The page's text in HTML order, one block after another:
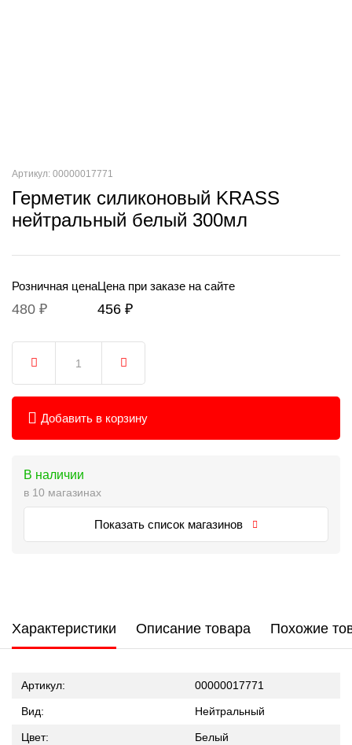
Артикул: 00000017771
Герметик силиконовый KRASS
нейтральный белый 300мл
Розничная цена
480 ₽
Цена при заказе на сайте
456 ₽
Добавить в корзину
В наличии
в 10 магазинах
Показать список магазинов
Характеристики Описание товара Похожие
Артикул: 00000017771
Вид: Нейтральный
Цвет: Белый